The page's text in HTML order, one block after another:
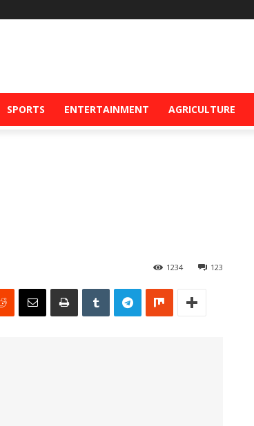
SPORTS ENTERTAINMENT AGRICULTURE
123
1234